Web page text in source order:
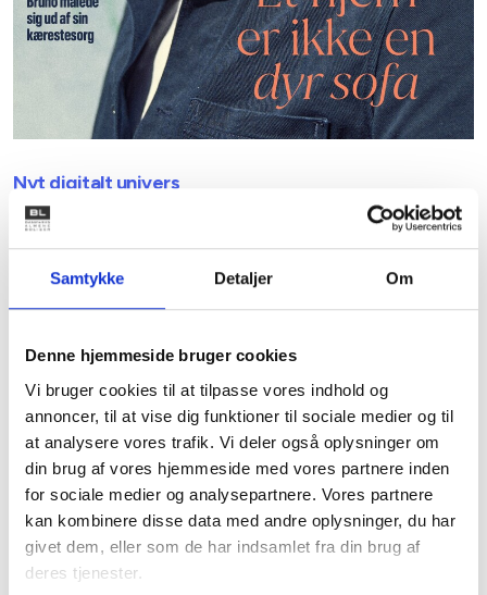
Samtykke Detaljer Om
Denne hjemmeside bruger cookies
Vi bruger cookies til at tilpasse vores indhold og
annoncer, til at vise dig funktioner til sociale medier og til
at analysere vores trafik. Vi deler også oplysninger om
din brug af vores hjemmeside med vores partnere inden
for sociale medier og analysepartnere. Vores partnere
kan kombinere disse data med andre oplysninger, du har
givet dem, eller som de har indsamlet fra din brug af
deres tjenester.
Nyt digitalt univers
Samtidig relancerer vi Bo Godt digitalt. Det nye
beboerunivers har et opdateret design, en forbedret
menustruktur og et nyt, letgenkendeligt domæne:
brevkassedilemmaer om livet i almene boliger samt
praktiske guides til hverdag, økonomi og hjem.
Som noget nyt introducerer vi også et fordelsunivers med
eksklusive rabatter på alt fra dagligvarer og teknologi til
oplevelser. Fordelene er tilgængelige via Bo Godts
nyhedsbrev, der udsendes hver 14. dag i et nyt, visuelt
format.
Vi håber, at du vil gå på opdagelse i både det nye blad og